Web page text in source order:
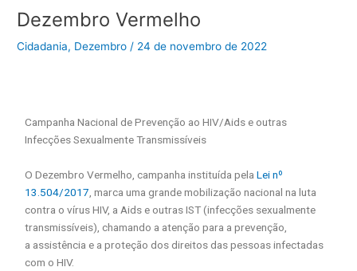
Dezembro Vermelho
Cidadania, Dezembro / 24 de novembro de 2022
Campanha Nacional de Prevenção ao HIV/Aids e outras
Infecções Sexualmente Transmissíveis
O Dezembro Vermelho, campanha instituída pelaLei nº
13.504/2017 , marca uma grande mobilização nacional na luta
contra o vírus HIV, a Aids e outras IST (infecções sexualmente
transmissíveis), chamando a atenção para a prevenção,
a assistência e a proteção dos direitos das pessoas infectadas
com o HIV.